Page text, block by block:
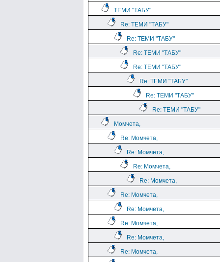
ТЕМИ "ТАБУ"
Re: ТЕМИ "ТАБУ"
Re: ТЕМИ "ТАБУ"
Re: ТЕМИ "ТАБУ"
Re: ТЕМИ "ТАБУ"
Re: ТЕМИ "ТАБУ"
Re: ТЕМИ "ТАБУ"
Re: ТЕМИ "ТАБУ"
Момчета,
Re: Момчета,
Re: Момчета,
Re: Момчета,
Re: Момчета,
Re: Момчета,
Re: Момчета,
Re: Момчета,
Re: Момчета,
Re: Момчета,